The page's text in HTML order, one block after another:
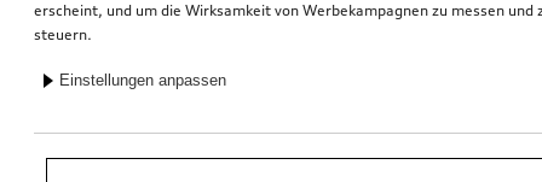
*Unverbindliche Preisempfehlung der Importeurin AMAG Import AG. Inkl.
gesetzlicher MwSt. Preise beim Audi Partner können abweichen; weitere
erscheint, und um die Wirksamkeit von Werbekampagnen zu messen und
steuern.
Einstellungen anpassen